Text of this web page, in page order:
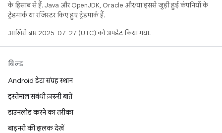
के हिसाब से हैं. Java और OpenJDK, Oracle और/या इससे जुड़ी हुई कंपनियों के
ट्रेडमार्क या रजिस्टर किए हुए ट्रेडमार्क हैं.
आखिरी बार 2025-07-27 (UTC) को अपडेट किया गया.
बिल्ड
Android डेटा संग्रह स्थान
इस्तेमाल संबंधी ज़रूरी बातें
डाउनलोड करने का तरीका
बाइनरी की झलक देखें